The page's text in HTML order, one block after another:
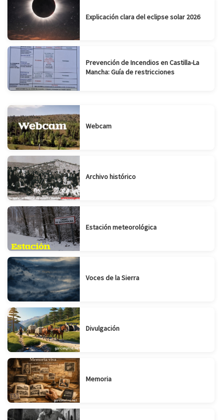
Explicación clara del eclipse solar 2026
Prevención de Incendios en Castilla-La
Mancha: Guía de restricciones
Webcam
Archivo histórico
Estación meteorológica
Voces de la Sierra
Divulgación
Memoria